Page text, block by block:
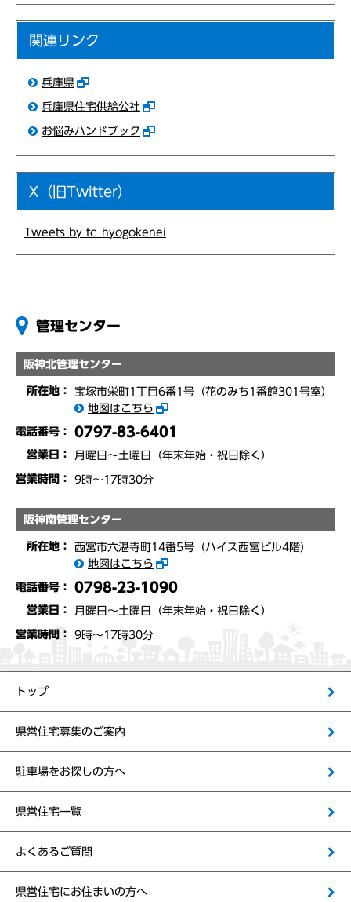
関連リンク
兵庫県
兵庫県住宅供給公社
お悩みハンドブック
X（旧Twitter）
Tweets by tc_hyogokenei
管理センター
阪神北管理センター
所在地：
宝塚市栄町1丁目6番1号（花のみち1番館301号室）
地図はこちら
電話番号： 0797-83-6401
営業日： 月曜日～土曜日（年末年始・祝日除く）
営業時間： 9時〜17時30分
阪神南管理センター
所在地：
西宮市六湛寺町14番5号（ハイス西宮ビル4階）
地図はこちら
電話番号： 0798-23-1090
営業日： 月曜日～土曜日（年末年始・祝日除く）
営業時間： 9時〜17時30分
トップ
県営住宅募集のご案内
駐車場をお探しの方へ
県営住宅一覧
よくあるご質問
県営住宅にお住まいの方へ